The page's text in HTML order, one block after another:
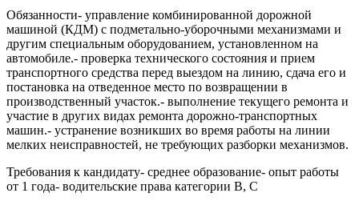
Обязанности- управление комбинированной дорожной
машиной (КДМ) с подметально-уборочными механизмами и
другим специальным оборудованием, установленном на
автомобиле.- проверка технического состояния и прием
транспортного средства перед выездом на линию, сдача его и
постановка на отведенное место по возвращении в
производственный участок.- выполнение текущего ремонта и
участие в других видах ремонта дорожно-транспортных
машин.- устранение возникших во время работы на линии
мелких неисправностей, не требующих разборки механизмов.
Требования к кандидату- среднее образование- опыт работы
от 1 года- водительские права категории B, C